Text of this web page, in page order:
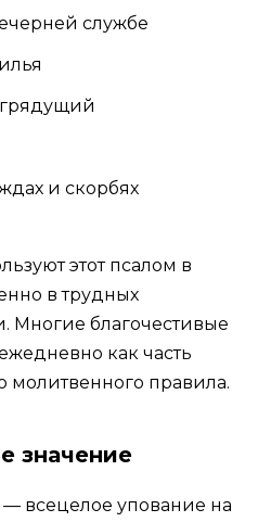
службе
грядущий
и скорбях
этот псалом в
в трудных
Многие благочестивые
как часть
молитвенного правила.
значение
всецелое упование на